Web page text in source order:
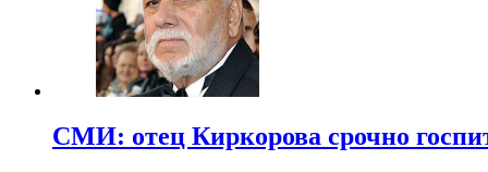
СМИ: отец Киркорова срочно